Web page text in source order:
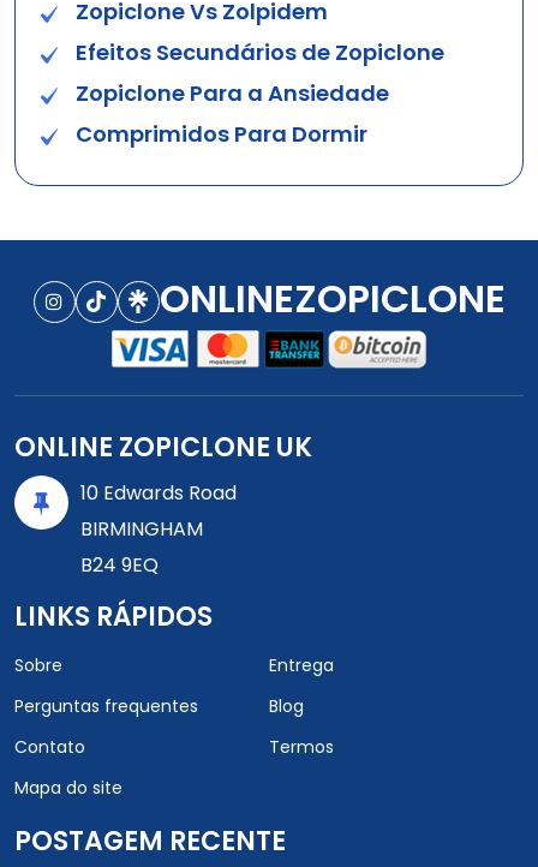
Zopiclone Vs Zolpidem
Efeitos Secundários de Zopiclone
Zopiclone Para a Ansiedade
Comprimidos Para Dormir
ONLINEZOPICLONE
ONLINE ZOPICLONE UK
10 Edwards Road
BIRMINGHAM
B24 9EQ
LINKS RÁPIDOS
Sobre
Entrega
Perguntas frequentes
Blog
Contato
Termos
Mapa do site
POSTAGEM RECENTE